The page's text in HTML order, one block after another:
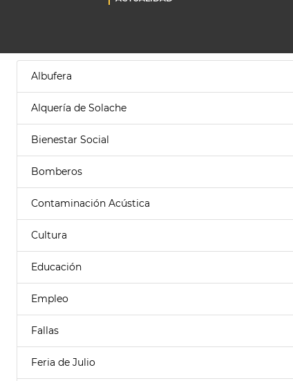
Albufera
Alquería de Solache
Bienestar Social
Bomberos
Contaminación Acústica
Cultura
Educación
Empleo
Fallas
Feria de Julio